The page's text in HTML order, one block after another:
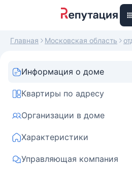
Главная Московская область
Информация о доме
Квартиры по адресу
Организации в доме
Характеристики
Управляющая компания